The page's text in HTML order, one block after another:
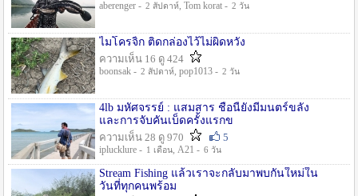
aberenger - 2 สัปดาห์, Tom korat - 2 วัน
ไมโครจิ้ก ติดกล่องไว้ไม่ผิดหวัง
ความเห็น 16 ดู 424
boonsak - 2 สัปดาห์, pop1013 - 2 วัน
4lb มหัศจรรย์ : แสมสาร ชื่อนี้ยังมีมนตร์ขลัง
และการจับคันเบ็ดครั้งแรกข
ความเห็น 28 ดู 970
5
iplucklure - 1 เดือน, A21 - 6 วัน
Stream Fishing แล้วเราจะกลับมาพบกันใหม่ใน
วันที่ทุกคนพร้อม